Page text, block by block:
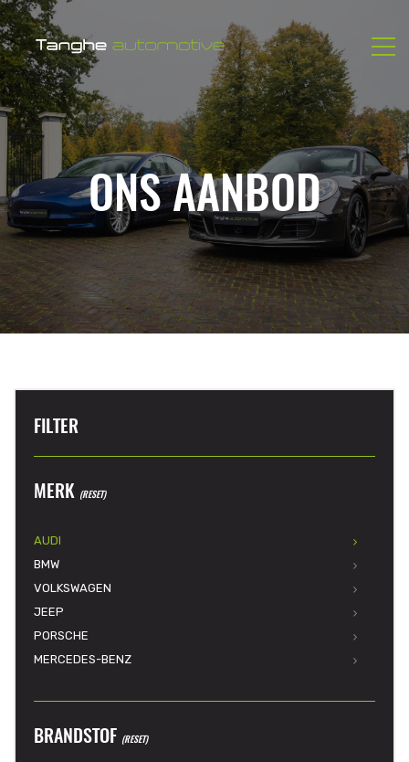
ONS AANBOD
FILTER
MERK (RESET)
AUDI
BMW
VOLKSWAGEN
JEEP
PORSCHE
MERCEDES-BENZ
BRANDSTOF (RESET)